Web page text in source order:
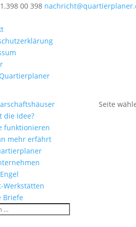
00 398
die Idee?
funktionieren
mehr erfährt
Werkstätten
Briefe
Seite